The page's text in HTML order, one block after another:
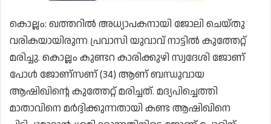
കൊല്ലം: ഖത്തറിൽ അധ്യാപകനായി ജോലി ചെയ്തു
വരികയായിരുന്ന പ്രവാസി യുവാവ് നാട്ടിൽ കുത്തേറ്റ്
മരിച്ചു. കൊല്ലം കുണ്ടറ കാരിക്കുഴി സ്വദേശി ജോണ്
പോൾ ജോണ്സണ് (34) ആണ് ബന്ധുവായ
ആഷിഖിന്റെ കുത്തേറ്റ് മരിച്ചത്. മദ്യപിച്ചെത്തി
മാതാവിനെ മർദ്ദിക്കുന്നതായി കണ്ട ആഷിഖിനെ